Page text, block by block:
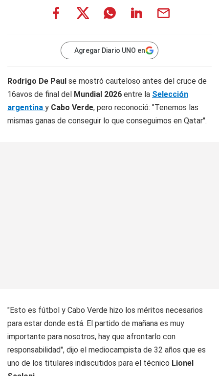
Agregar Diario UNO en
Rodrigo De Paul se mostró cauteloso antes del cruce de
16avos de final del Mundial 2026 entre la Selección
argentina y Cabo Verde, pero reconoció: "Tenemos las
mismas ganas de conseguir lo que conseguimos en Qatar".
"Esto es fútbol y Cabo Verde hizo los méritos necesarios
para estar donde está. El partido de mañana es muy
importante para nosotros, hay que afrontarlo con
responsabilidad", dijo el mediocampista de 32 años que es
uno de los titulares indiscutidos para el técnico Lionel